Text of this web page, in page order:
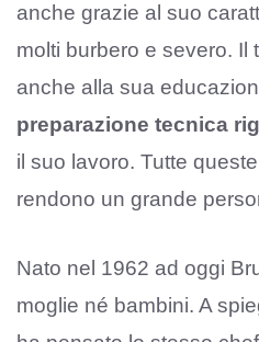
anche grazie al suo
molti burbero e severo. Il
anche alla sua
preparazione tecnica
il suo lavoro. Tutte
rendono un grande
Nato nel 1962 ad oggi
moglie né bambini. A